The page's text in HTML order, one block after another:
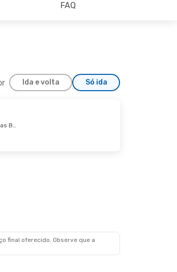
FAQ
Ida e volta Só ida
Azul Linhas Aereas Brasileiras
final oferecido. Observe que a